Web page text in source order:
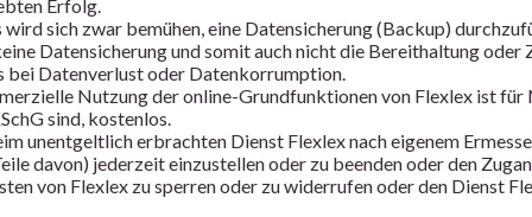
Erfolg.
wird sich zwar bemühen, eine Datensicherung (Backup)
Datensicherung und somit auch nicht die Bereithaltung
bei Datenverlust oder Datenkorrumption.
Nutzung der online-Grundfunktionen von Flexlex ist für
sind, kostenlos.
unentgeltlich erbrachten Dienst Flexlex nach eigenem
davon) jederzeit einzustellen oder zu beenden oder den
von Flexlex zu sperren oder zu widerrufen oder den Dienst